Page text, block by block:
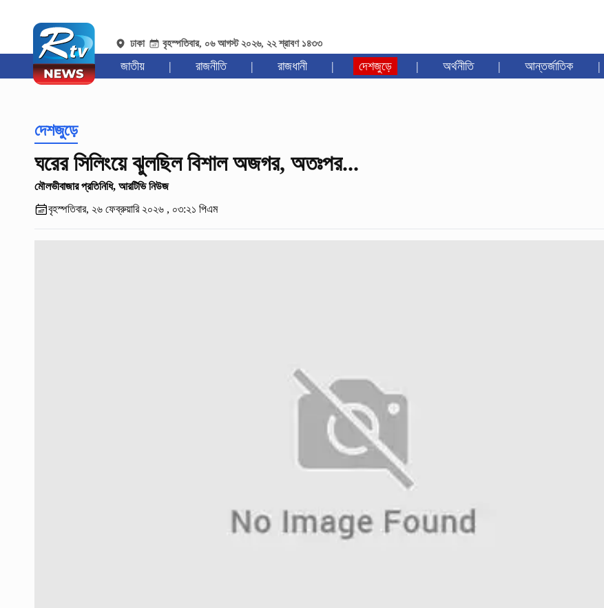
ঢাকা বৃহস্পতিবার, ০৬ আগস্ট ২০২৬, ২২ শ্রাবণ ১৪৩৩
জাতীয় | রাজনীতি | রাজধানী | দেশজুড়ে | অর্থনীতি | আন্তর্জাতিক |
দেশজুড়ে
ঘরের সিলিংয়ে ঝুলছিল বিশাল অজগর, অতঃপর...
মৌলভীবাজার প্রতিনিধি, আরটিভি নিউজ
বৃহস্পতিবার, ২৬ ফেব্রুয়ারি ২০২৬ , ০৩:২১ পিএম